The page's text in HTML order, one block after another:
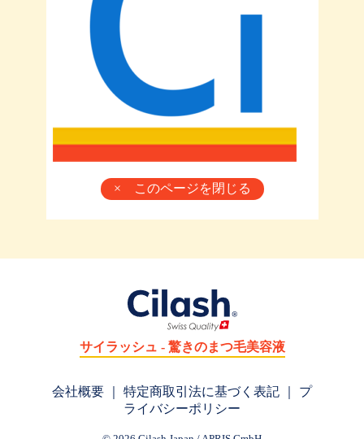
× このページを閉じる
サイラッシュ - 驚きのまつ毛美容液
会社概要 特定商取引法に基づく表記
プ
ライバシーポリシー